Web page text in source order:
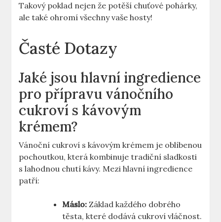
Takový poklad nejen že potěší chuťové pohárky,
ale také ohromí všechny vaše hosty!
Časté Dotazy
Jaké jsou hlavní ingredience
pro přípravu vánočního
cukroví s kávovým
krémem?
Vánoční cukroví s kávovým krémem je oblíbenou
pochoutkou, která kombinuje tradiční sladkosti
s lahodnou chutí kávy. Mezi hlavní ingredience
patří:
Máslo: Základ každého dobrého
těsta, které dodává cukroví vláčnost.